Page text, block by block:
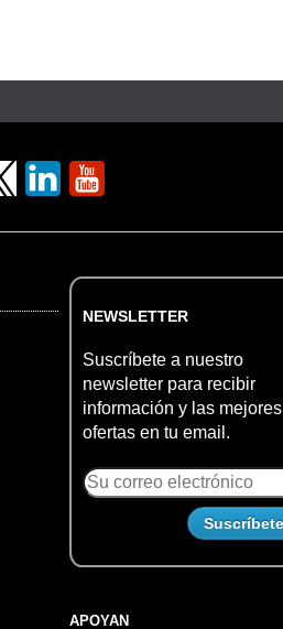
NEWSLETTER
Suscríbete a nuestro
newsletter para recibir
información y las mejores
ofertas en tu email.
APOYAN